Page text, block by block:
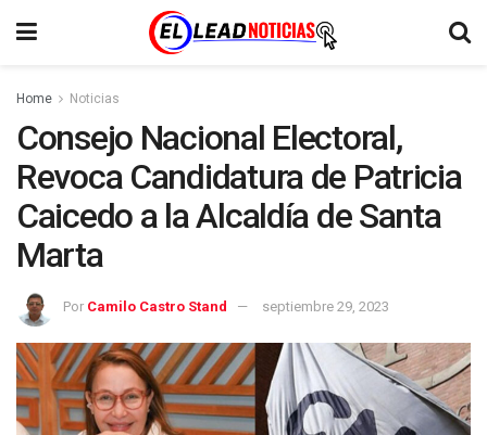
Home Noticias
Consejo Nacional Electoral,
Revoca Candidatura de Patricia
Caicedo a la Alcaldía de Santa
Marta
Por Camilo Castro Stand septiembre 29, 2023